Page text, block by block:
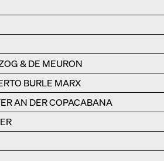
& DE MEURON
BURLE MARX
AN DER COPACABANA